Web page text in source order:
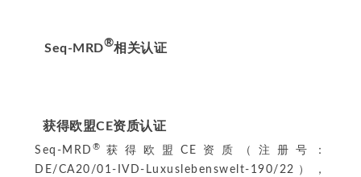
Seq-MRD®相关认证
获得欧盟CE资质认证
Seq-MRD ®
获得欧盟CE资质（注册号：
DE/CA20/01-IVD-Luxuslebenswelt-190/22），